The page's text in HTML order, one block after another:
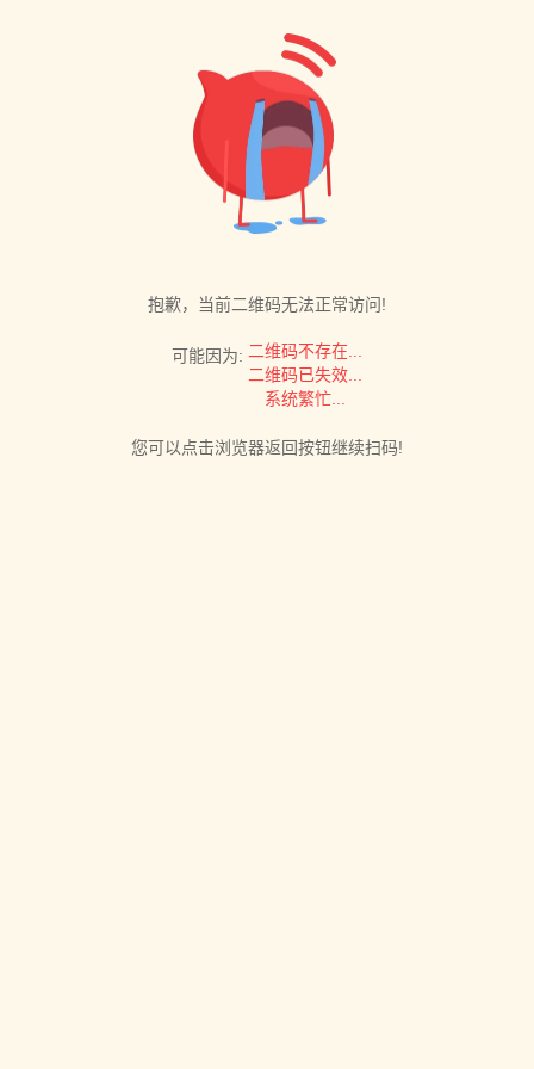
抱歉，当前二维码无法正常访问!
可能因为: 二维码不存在...
二维码已失效...
系统繁忙...
您可以点击浏览器返回按钮继续扫码!